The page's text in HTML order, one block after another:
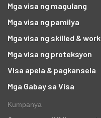
Mga visa ng magulang
Mga visa ng pamilya
Mga visa ng skilled & work
Mga visa ng proteksyon
Visa apela & pagkansela
Mga Gabay sa Visa
Kumpanya